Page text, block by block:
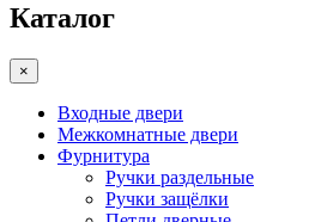
Каталог
×
Входные двери
Межкомнатные двери
Фурнитура
Ручки раздельные
Ручки защёлки